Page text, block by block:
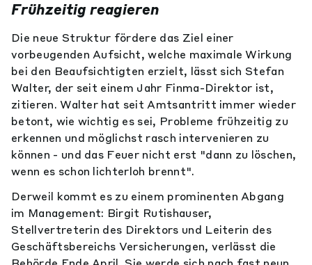
Frühzeitig reagieren
Die neue Struktur fördere das Ziel einer
vorbeugenden Aufsicht, welche maximale Wirkung
bei den Beaufsichtigten erzielt, lässt sich Stefan
Walter, der seit einem Jahr Finma-Direktor ist,
zitieren. Walter hat seit Amtsantritt immer wieder
betont, wie wichtig es sei, Probleme frühzeitig zu
erkennen und möglichst rasch intervenieren zu
können - und das Feuer nicht erst "dann zu löschen,
wenn es schon lichterloh brennt".
Derweil kommt es zu einem prominenten Abgang
im Management: Birgit Rutishauser,
Stellvertreterin des Direktors und Leiterin des
Geschäftsbereichs Versicherungen, verlässt die